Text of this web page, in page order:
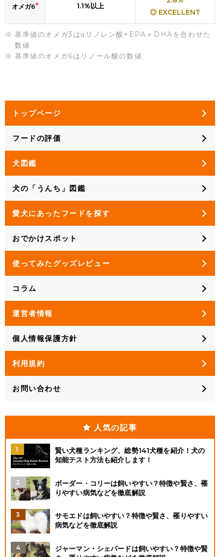
オメガ6* 1.1%以上
◎ EXCELLENT
基準値のオメガ3はαリノレン酸+EPA＋DHAを合わせた
数値
基準値のオメガ6はリノール酸の数値
トップページ
フードの評価
犬図鑑
犬の「うんち」図鑑
愛犬にあったフードを探す
おでかけスポット
使ってみたグッズレビュー
コラム
運営者情報
個人情報保護方針
利用規約
お問い合わせ
人気の記事
賢い犬種ランキング、総勢141犬種を紹介！犬の
知能テスト方法も紹介します！
ボーダー・コリーは飼いやすい？特徴や賢さ、罹
りやすい病気などを徹底解説
サモエドは飼いやすい？特徴や賢さ、罹りやすい
病気などを徹底解説
ジャーマン・シェパードは飼いやすい？特徴や賢